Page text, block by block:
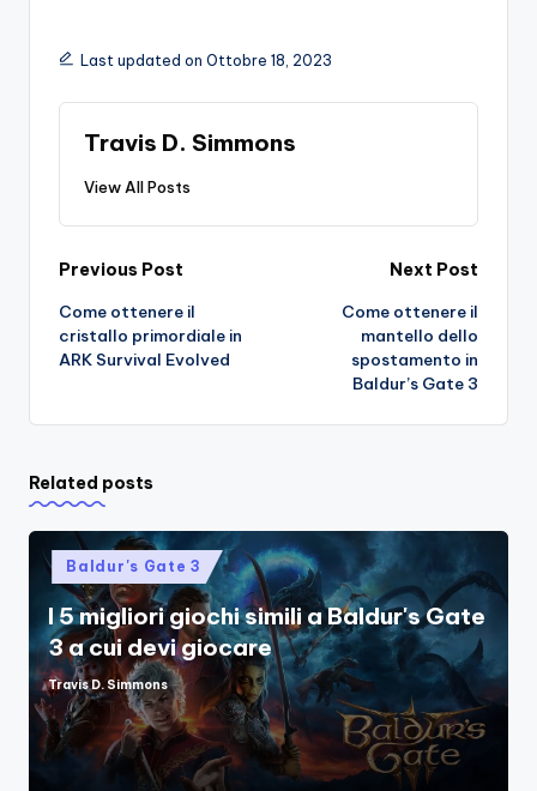
Last updated on Ottobre 18, 2023
Travis D. Simmons
View All Posts
Post
navigation
Previous Post
Come ottenere il
cristallo primordiale in
ARK Survival Evolved
Next Post
Come ottenere il
mantello dello
spostamento in
Baldur’s Gate 3
Related posts
Posted
in
Baldur's Gate 3
I 5 migliori giochi simili a Baldur's Gate
3 a cui devi giocare
Posted
by
Travis D. Simmons